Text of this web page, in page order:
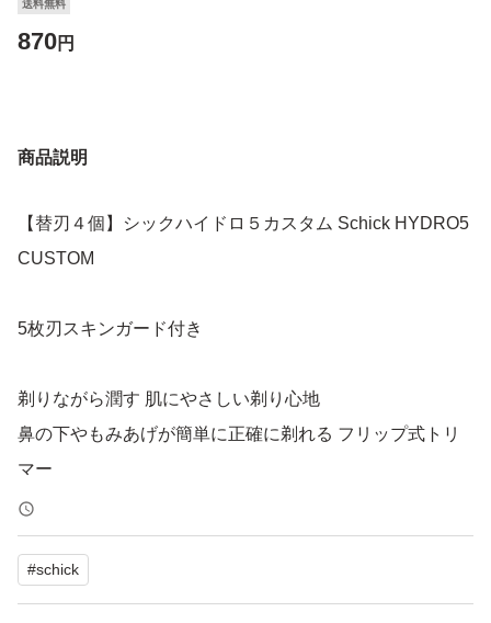
送料無料
870円
商品説明
【替刃４個】シックハイドロ５カスタム Schick HYDRO5
CUSTOM
5枚刃スキンガード付き
剃りながら潤す 肌にやさしい剃り心地
鼻の下やもみあげが簡単に正確に剃れる フリップ式トリ
マー
肌への刺激を軽減 ココナッツオイル配合 ヒアルロン酸も
配合
●あなたの肌と剃り方にカスタマイズされた剃り味
#schick